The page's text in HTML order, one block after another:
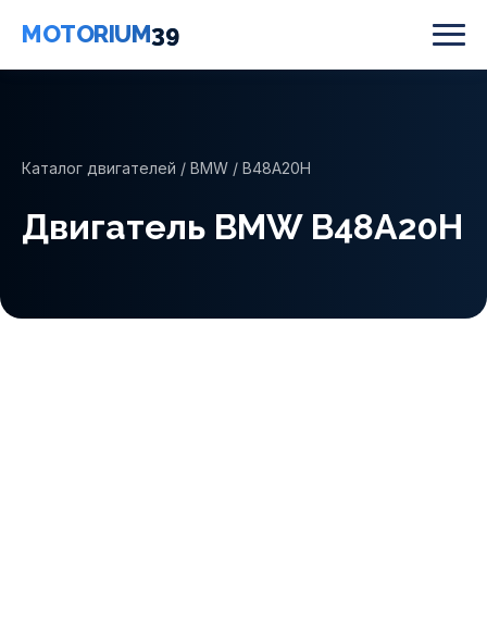
MOTORIUM39
Каталог двигателей / BMW / B48A20H
Двигатель BMW B48A20H